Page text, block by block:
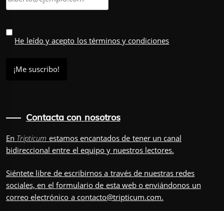
He leído y acepto los términos y condiciones
Contacta con nosotros
En Tripticum estamos encantados de tener un canal
bidireccional entre el equipo y nuestros lectores.
Siéntete libre de escribirnos a través de nuestras redes
sociales, en el formulariode esta web o enviándonos un
correo electrónico a contacto@tripticum.com.